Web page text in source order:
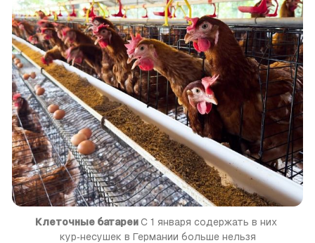
Клеточные батареи С 1 января содержать в них
кур‑несушек в Германии больше нельзя